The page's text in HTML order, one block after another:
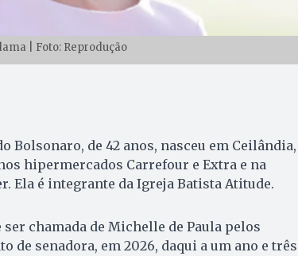
| Foto: Reprodução
Bolsonaro, de 42 anos, nasceu em Ceilândia,
hipermercados Carrefour e Extra e na
Ela é integrante da Igreja Batista Atitude.
chamada de Michelle de Paula pelos
de senadora, em 2026, daqui a um ano e três